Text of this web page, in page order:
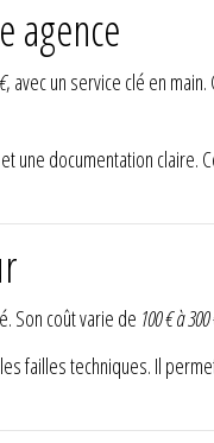
agence
, avec un service clé en
une documentation claire.
Son coût varie de 100 € à
failles techniques. Il